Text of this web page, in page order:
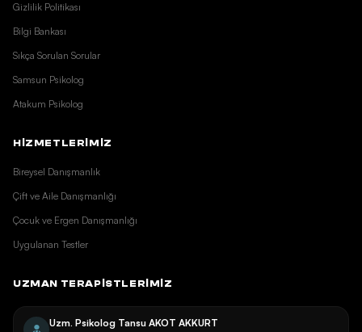
Gizlilik Politikası
Bilgi Bankası
Sıkça Sorulan Sorular
Samsun Psikolog
Atakum Psikolog
HİZMETLERİMİZ
Bireysel Danışmanlık
Çift ve Aile Danışmanlığı
Çocuk ve Ergen Danışmanlığı
Uygulanan Testler
UZMAN TERAPISTLERIMIZ
Uzm. Psikolog Tansu AKOT AKKURT